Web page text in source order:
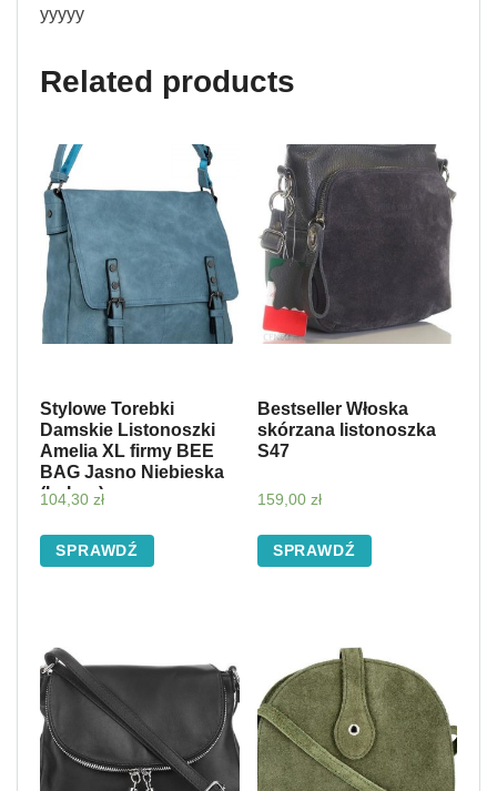
yyyyy
Related products
Stylowe Torebki
Damskie Listonoszki
Amelia XL firmy BEE
BAG Jasno Niebieska
(kolory)
104,30 zł
SPRAWDŹ
Bestseller Włoska
skórzana listonoszka
S47
159,00 zł
SPRAWDŹ